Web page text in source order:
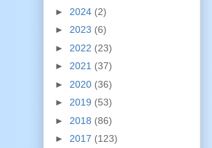
► 2024 (2)
► 2023 (6)
► 2022 (23)
► 2021 (37)
► 2020 (36)
► 2019 (53)
► 2018 (86)
► 2017 (123)